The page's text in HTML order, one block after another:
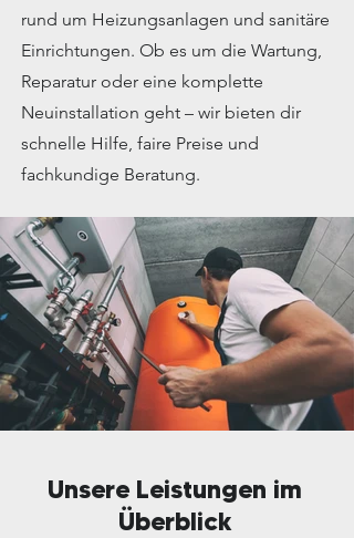
rund um Heizungsanlagen und sanitäre
Einrichtungen. Ob es um die Wartung,
Reparatur oder eine komplette
Neuinstallation geht – wir bieten dir
schnelle Hilfe, faire Preise und
fachkundige Beratung.
Unsere Leistungen im
Überblick